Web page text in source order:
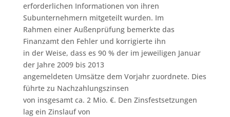
erforderlichen Informationen von ihren
Subunternehmern mitgeteilt wurden. Im
Rahmen einer Außenprüfung bemerkte das
Finanzamt den Fehler und korrigierte ihn
in der Weise, dass es 90 % der im jeweiligen Januar
der Jahre 2009 bis 2013
angemeldeten Umsätze dem Vorjahr zuordnete. Dies
führte zu Nachzahlungszinsen
von insgesamt ca. 2 Mio. €. Den Zinsfestsetzungen
lag ein Zinslauf von